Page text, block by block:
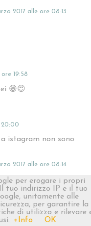
2017 alle ore 08:13
19:58
😁😍
20:00
istagram non sono
2017 alle ore 08:14
per erogare i propri
tuo indirizzo IP e il tuo
unitamente alle
per garantire la
di utilizzo e rilevare
+Info OK